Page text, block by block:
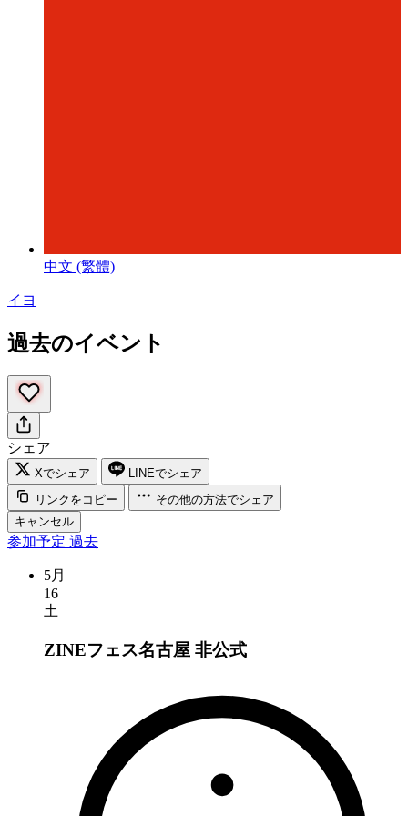
中文 (繁體)
イヨ
過去のイベント
シェア
Xでシェア
LINEでシェア
リンクをコピー
その他の方法でシェア
キャンセル
参加予定 過去
5月
16
土
ZINEフェス名古屋 非公式